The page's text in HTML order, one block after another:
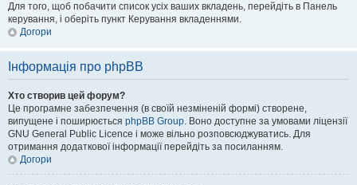
Для того, щоб побачити список усіх ваших вкладень, перейдіть в Панель
керування, і оберіть пункт Керування вкладеннями.
Догори
Інформація про phpBB
Хто створив цей форум?
Це програмне забезпечення (в своїй незміненій формі) створене,
випущене і поширюється phpBB Group. Воно доступне за умовами ліцензії
GNU General Public Licence і може вільно розповсюджуватись. Для
отримання додаткової інформації перейдіть за посиланням.
Догори